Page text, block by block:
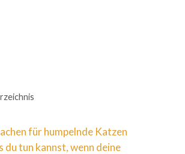
für humpelnde Katzen
du tun kannst, wenn deine